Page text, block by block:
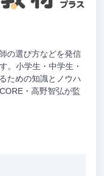
の選び方などを発信
。小学生・中学生・
ための知識とノウハ
・高野智弘が監